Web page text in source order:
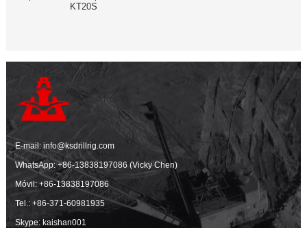
KT20S
E-mail:info@ksdrillrig.com
WhatsApp:+86-13838197086 (Vicky Chen)
Móvil:+86-13838197086
Tel.:+86-371-60981935
Skype: kaishan001